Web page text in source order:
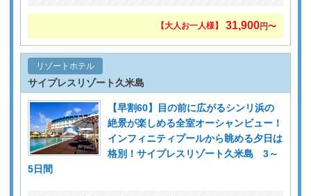
【大人お一人様】 31,900円〜
リゾートホテル
サイプレスリゾート久米島
【早割60】目の前に広がるシンリ浜の
絶景が楽しめる全室オーシャンビュー！
インフィニティプールから眺める夕日は
格別！サイプレスリゾート久米島 3～
5日間